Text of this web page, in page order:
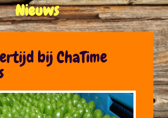
Nieuws
bij ChaTime